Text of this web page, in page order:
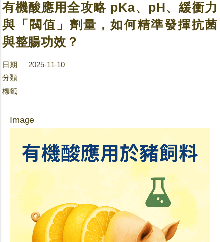
有機酸應用全攻略 pKa、pH、緩衝力
與「閥值」劑量，如何精準發揮抗菌
與整腸功效？
日期｜ 2025-11-10
分類｜
標籤｜
Image